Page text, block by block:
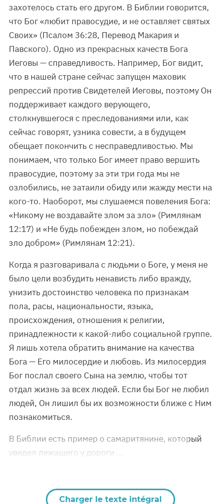
захотелось стать его другом. В Библии говорится,
что Бог «любит правосудие, и не оставляет святых
Своих» (Псалом 36:28, Перевод Макария и
Павского). Одно из прекрасных качеств Бога
Иеговы — справедливость. Например, Бог видит,
что в нашей стране сейчас запущен маховик
репрессий против Свидетелей Иеговы, поэтому Он
поддерживает каждого верующего,
столкнувшегося с преследованиями или, как
сейчас говорят, узника совести, а в будущем
обещает покончить с несправедливостью. Мы
понимаем, что только Бог имеет право вершить
правосудие, поэтому за эти три года мы не
озлобились, не затаили обиду или жажду мести на
кого-то. Наоборот, мы слушаемся повеления Бога:
«Никому не воздавайте злом за зло» (Римлянам
12:17) и «Не будь побежден злом, но побеждай
зло добром» (Римлянам 12:21).
Когда я разговаривала с людьми о Боге, у меня не
было цели возбудить ненависть либо вражду,
унизить достоинство человека по признакам
пола, расы, национальности, языка,
происхождения, отношения к религии,
принадлежности к какой-либо социальной группе.
Я лишь хотела обратить внимание на качества
Бога — Его милосердие и любовь. Из милосердия
Бог послал своего Сына на землю, чтобы тот
отдал жизнь за всех людей. Если бы Бог не любил
людей, Он лишил бы их возможности ближе с Ним
познакомиться.
В Библии есть пример о самаритянине, который
увидел лежащего у дороги …
Charger le texte intégral